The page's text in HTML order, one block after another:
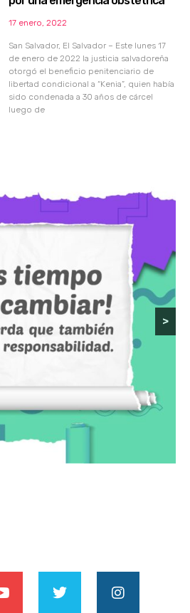
17 enero, 2022
San Salvador, El Salvador – Este lunes 17
de enero de 2022 la justicia salvadoreña
otorgó el beneficio penitenciario de
libertad condicional a “Kenia”, quien había
sido condenada a 30 años de cárcel
luego de
>